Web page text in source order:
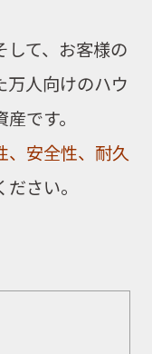
して、お客様の
万人向けのハウ
です。
、安全性、耐久
さい。